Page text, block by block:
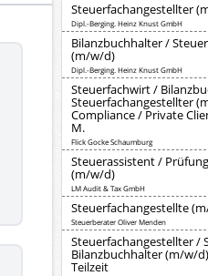
Steuerfachangestellter
Dipl.-Berging. Heinz Knust GmbH
Bilanzbuchhalter /
(m/w/d)
Dipl.-Berging. Heinz Knust GmbH
Steuerfachwirt /
Steuerfachangestellter
Compliance / Private
M.
Flick Gocke Schaumburg
Steuerassistent /
(m/w/d)
LM Audit & Tax GmbH
Steuerfachangestellte
Steuerberater Oliver Menden
Steuerfachangestellter /
Bilanzbuchhalter (m/w/
Teilzeit